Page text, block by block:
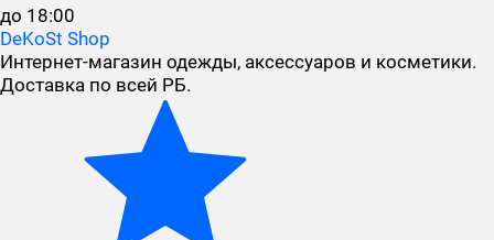
до 18:00
DeKoSt Shop
Интернет-магазин одежды, аксессуаров и косметики.
Доставка по всей РБ.